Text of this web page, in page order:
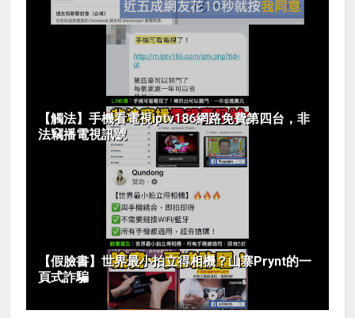
【觸法】手機看電視iptv186網路免費第四台，非
法竊播電視訊號
【假臉書】世界最小拍立得相機？山寨Prynt的一
頁式詐騙